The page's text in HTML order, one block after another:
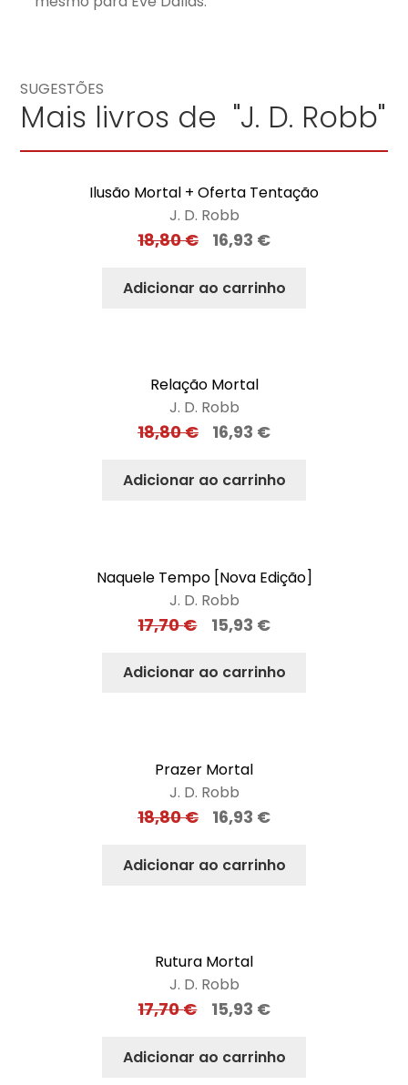
SUGESTÕES
Mais livros de "J. D. Robb"
Ilusão Mortal + Oferta Tentação
J. D. Robb
18,80€ 16,93 €
Adicionar ao carrinho
Relação Mortal
J. D. Robb
18,80€ 16,93 €
Adicionar ao carrinho
Naquele Tempo [Nova Edição]
J. D. Robb
17,70€ 15,93 €
Adicionar ao carrinho
Prazer Mortal
J. D. Robb
18,80€ 16,93 €
Adicionar ao carrinho
Rutura Mortal
J. D. Robb
17,70€ 15,93 €
Adicionar ao carrinho